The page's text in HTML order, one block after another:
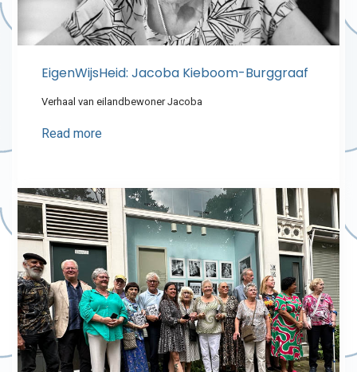
EigenWijsHeid: Jacoba Kieboom-Burggraaf
Verhaal van eilandbewoner Jacoba
Read more